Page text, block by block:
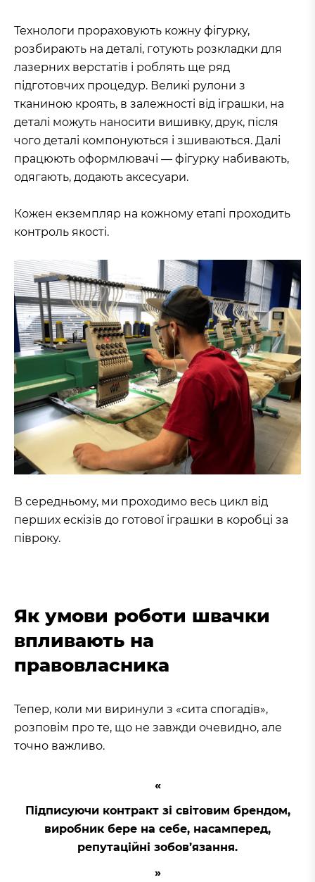
Технологи прораховують кожну фігурку,
розбирають на деталі, готують розкладки для
лазерних верстатів і роблять ще ряд
підготовчих процедур. Великі рулони з
тканиною кроять, в залежності від іграшки, на
деталі можуть наносити вишивку, друк, після
чого деталі компонуються і зшиваються. Далі
працюють оформлювачі — фігурку набивають,
одягають, додають аксесуари.
Кожен екземпляр на кожному етапі проходить
контроль якості.
В середньому, ми проходимо весь цикл від
перших ескізів до готової іграшки в коробці за
півроку.
Як умови роботи швачки
впливають на
правовласника
Тепер, коли ми виринули з «сита спогадів»,
розповім про те, що не завжди очевидно, але
точно важливо.
Підписуючи контракт зі світовим брендом,
виробник бере на себе, насамперед,
репутаційні зобов’язання.